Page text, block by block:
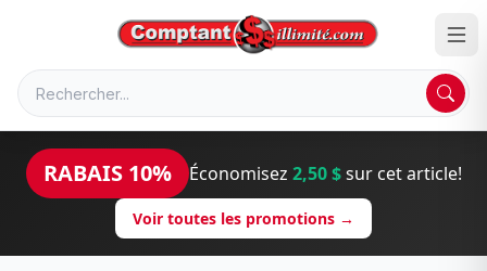
RABAIS 10% Économisez 2,50 $sur cet article!
Voir toutes les promotions →